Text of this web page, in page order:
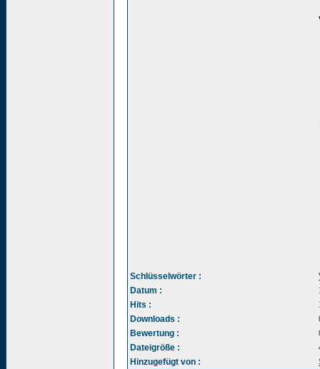
Schlüsselwörter :
Datum :
Hits :
Downloads :
Bewertung :
Dateigröße :
Hinzugefügt von :